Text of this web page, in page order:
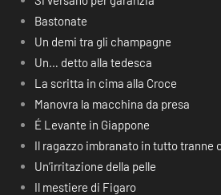
Bastonate
Un demi tra gli champagne
Un… detto alla tedesca
La scritta in cima alla Croce
Manovra la macchina da presa
É Levante in Giappone
Il ragazzo imbranato in tutto tranne
Un’irritazione della pelle
Il mestiere di Figaro